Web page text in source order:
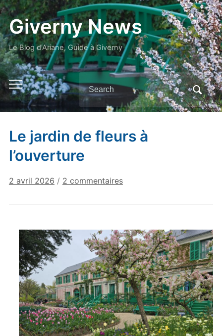
Giverny News
Le Blog d'Ariane, Guide à Giverny
Toggle
mobile
menu
Search
for:
Le jardin de fleurs à
l’ouverture
2 avril 2026 / 2 commentairessur
fleurs
à
l’ouverture